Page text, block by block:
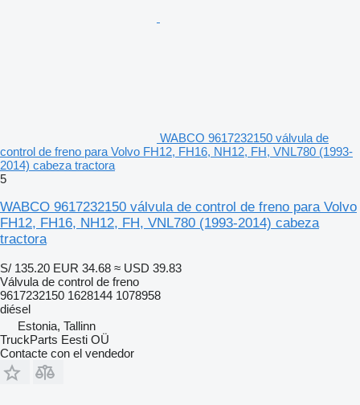
WABCO 9617232150 válvula de
control de freno para Volvo FH12, FH16, NH12, FH, VNL780 (1993-
2014) cabeza tractora
5
WABCO 9617232150 válvula de control de freno para Volvo
FH12, FH16, NH12, FH, VNL780 (1993-2014) cabeza
tractora
S/ 135.20 EUR 34.68 ≈ USD 39.83
Válvula de control de freno
9617232150 1628144 1078958
diésel
Estonia, Tallinn
TruckParts Eesti OÜ
Contacte con el vendedor